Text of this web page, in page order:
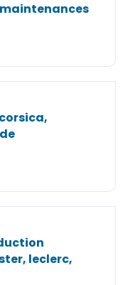
leclerc,